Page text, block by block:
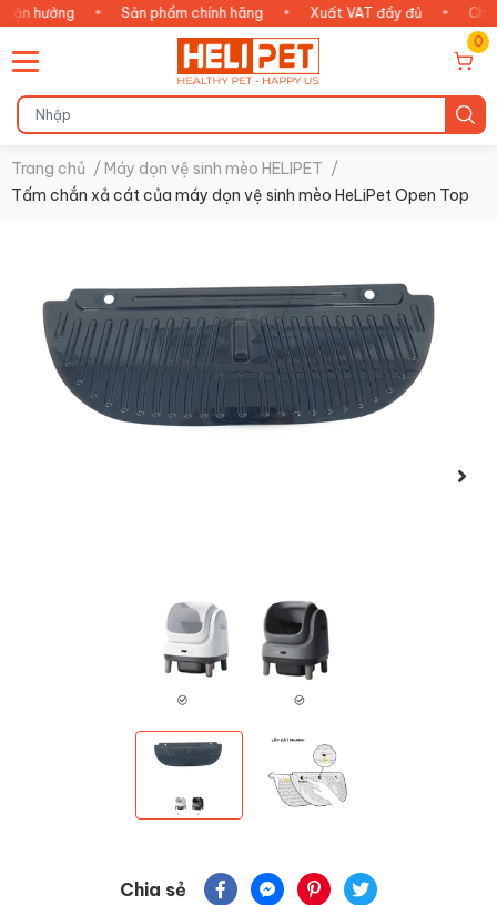
hưởng • Sản phẩm chính hãng • Xuất VAT đầy đủ •
Chăm
0
Trang chủ /Máy dọn vệ sinh mèo HELIPET /
Tấm chắn xả cát của máy dọn vệ sinh mèo HeLiPet Open Top
Chia sẻ